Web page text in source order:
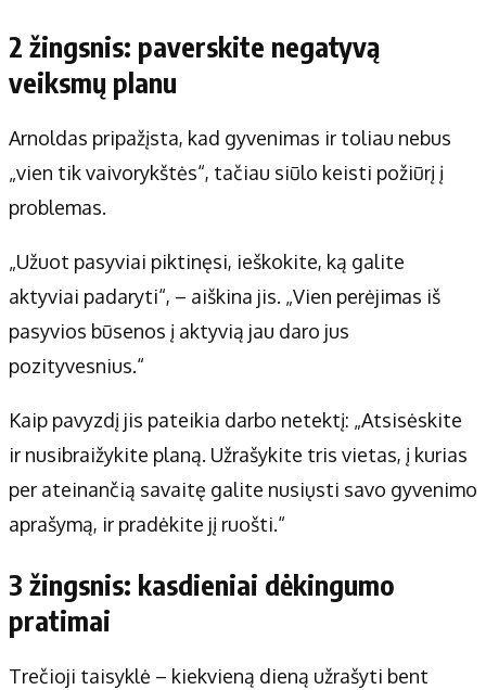
2 žingsnis: paverskite negatyvą
veiksmų planu
Arnoldas pripažįsta, kad gyvenimas ir toliau nebus
„vien tik vaivorykštės“, tačiau siūlo keisti požiūrį į
problemas.
„Užuot pasyviai piktinęsi, ieškokite, ką galite
aktyviai padaryti“, – aiškina jis. „Vien perėjimas iš
pasyvios būsenos į aktyvią jau daro jus
pozityvesnius.“
Kaip pavyzdį jis pateikia darbo netektį: „Atsisėskite
ir nusibraižykite planą. Užrašykite tris vietas, į kurias
per ateinančią savaitę galite nusiųsti savo gyvenimo
aprašymą, ir pradėkite jį ruošti.“
3 žingsnis: kasdieniai dėkingumo
pratimai
Trečioji taisyklė – kiekvieną dieną užrašyti bent